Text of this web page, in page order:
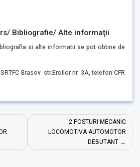
Bibliografie/ Alte informaţii
si alte informatii se pot obtine de
Brasov str.Eroilor nr. 3A, telefon CFR
2 POSTURI MECANIC
LOCOMOTIVA AUTOMOTOR
DEBUTANT